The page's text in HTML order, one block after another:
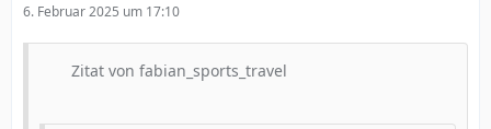
6. Februar 2025 um 17:10
Zitat von fabian_sports_travel